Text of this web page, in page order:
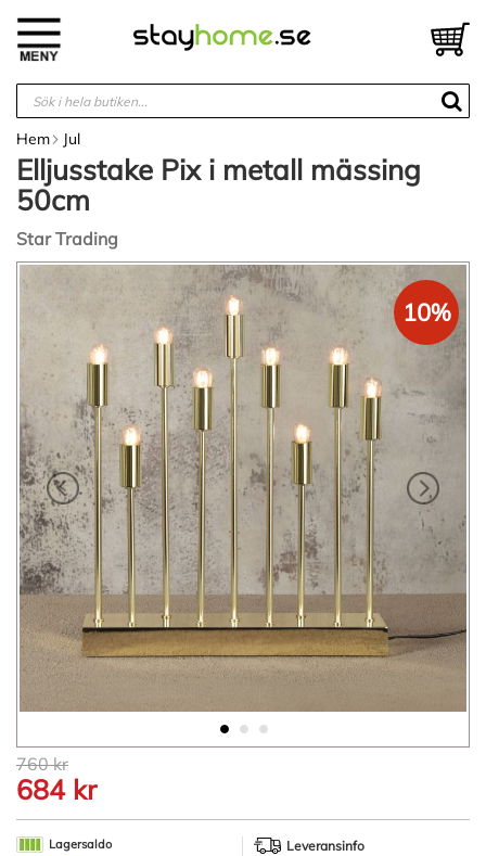
innehållet
Hem Jul
Elljusstake Pix i metall mässing
50cm
Star Trading
av
bildgalleriet
Hoppa
till
början
av
bildgalleriet
10%
760 kr
684 kr
Lagersaldo
Leveransinfo